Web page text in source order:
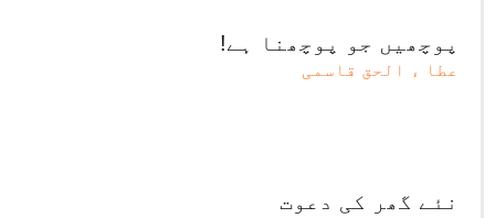
پوچھیں جو پوچھنا ہے!
عطا ء الحق قاسمی
نئے گھر کی دعوت